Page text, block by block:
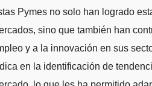
Pymes no solo han logrado
sino que también han
y a la innovación en sus
en la identificación de